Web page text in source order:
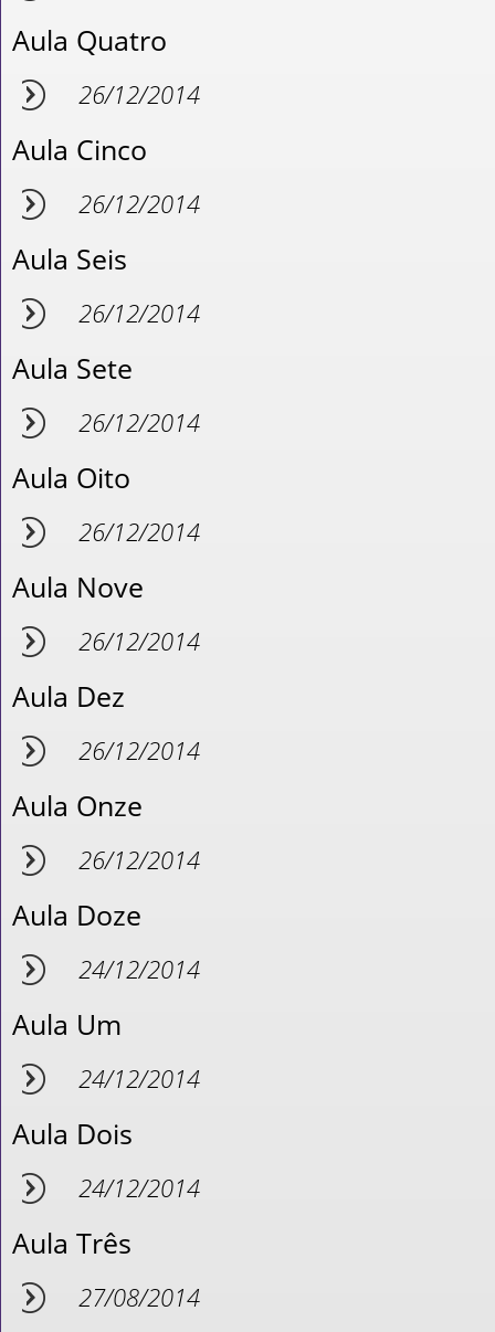
Aula Quatro
26/12/2014
Aula Cinco
26/12/2014
Aula Seis
26/12/2014
Aula Sete
26/12/2014
Aula Oito
26/12/2014
Aula Nove
26/12/2014
Aula Dez
26/12/2014
Aula Onze
26/12/2014
Aula Doze
24/12/2014
Aula Um
24/12/2014
Aula Dois
24/12/2014
Aula Três
27/08/2014